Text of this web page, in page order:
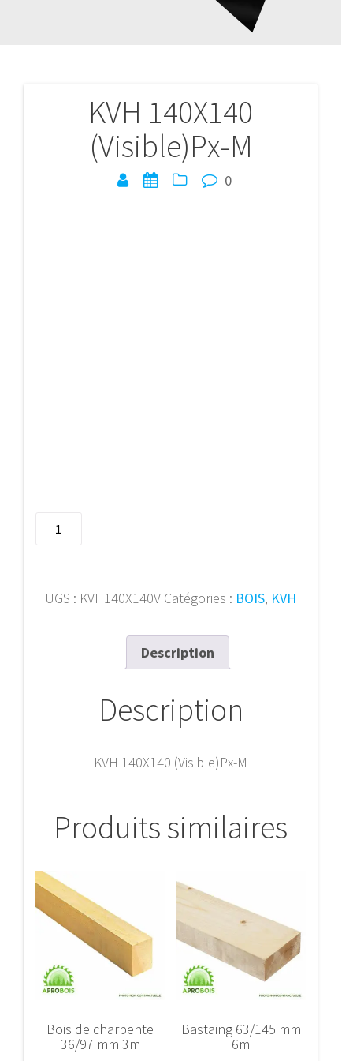
KVH 140X140
(Visible)Px-M
0
quantité
(Visible)Px-
UGS : KVH140X140V Catégories : BOIS, KVH
Description
Description
KVH 140X140 (Visible)Px-M
Produits similaires
Bois de charpente
36/97 mm 3m
Bastaing 63/145 mm
6m
Navigation